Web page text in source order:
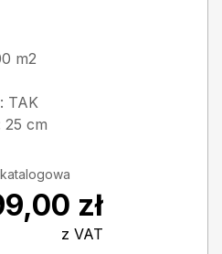
m2
TAK
25 cm
zł
z VAT